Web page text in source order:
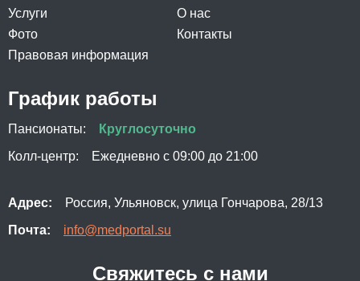
Услуги
О нас
Фото
Контакты
Правовая информация
График работы
Пансионаты:
Круглосуточно
Колл-центр:
Ежедневно с 09:00 до 21:00
Адрес:
Россия, Ульяновск, улица Гончарова, 28/13
Почта:
info@medportal.su
Свяжитесь с нами